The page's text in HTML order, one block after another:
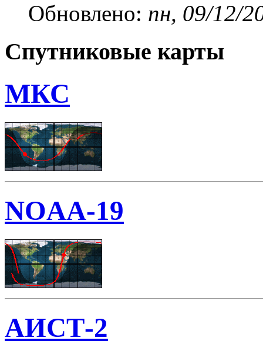
Обновлено: пн, 09/12/
Спутниковые карты
МКС
NOAA-19
АИСТ-2